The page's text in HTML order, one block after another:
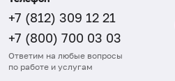
+7 (812) 309 12 21
+7 (800) 700 03 03
Ответим на любые вопросы
по работе и услугам